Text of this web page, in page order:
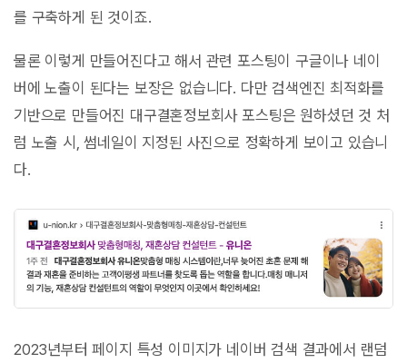
를 구축하게 된 것이죠.
물론 이렇게 만들어진다고 해서 관련 포스팅이 구글이나 네이
버에 노출이 된다는 보장은 없습니다. 다만 검색엔진 최적화를
기반으로 만들어진 대구결혼정보회사 포스팅은 원하셨던 것 처
럼 노출 시, 썸네일이 지정된 사진으로 정확하게 보이고 있습니
다.
2023년부터 페이지 특성 이미지가 네이버 검색 결과에서 랜덤